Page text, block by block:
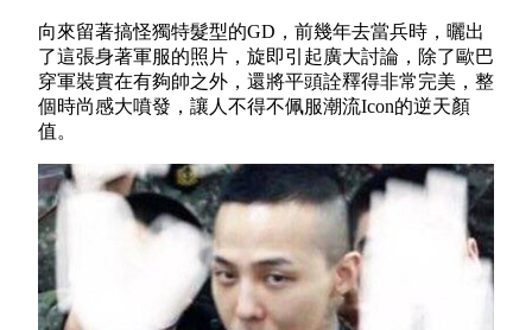
向來留著搞怪獨特髮型的GD，前幾年去當兵時，曬出
了這張身著軍服的照片，旋即引起廣大討論，除了歐巴
穿軍裝實在有夠帥之外，還將平頭詮釋得非常完美，整
個時尚感大噴發，讓人不得不佩服潮流Icon的逆天顏
值。